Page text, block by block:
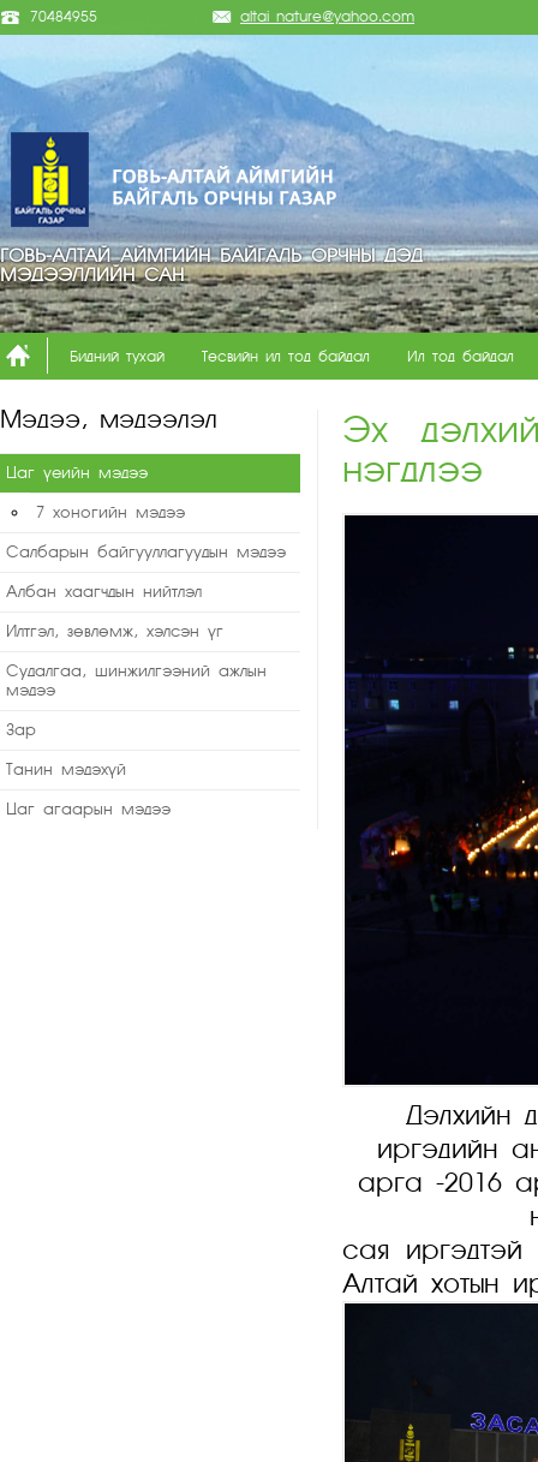
70484955 altai_nature@yahoo.com
ГОВЬ-АЛТАЙ АЙМГИЙН БАЙГАЛЬ ОРЧНЫ ДЭД
МЭДЭЭЛЛИЙН САН
Бидний тухай Төсвийн ил тод байдал Ил тод байдал
Мэдээ, мэдээлэл
Цаг үеийн мэдээ
7 хоногийн мэдээ
Салбарын байгууллагуудын мэдээ
Албан хаагчдын нийтлэл
Илтгэл, зөвлөмж, хэлсэн үг
Судалгаа, шинжилгээний ажлын
мэдээ
Зар
Танин мэдэхүй
Цаг агаарын мэдээ
Эх
нэгдлээ
Дэлхийн
иргэдийн
арга -2016
сая
Алтай хотын